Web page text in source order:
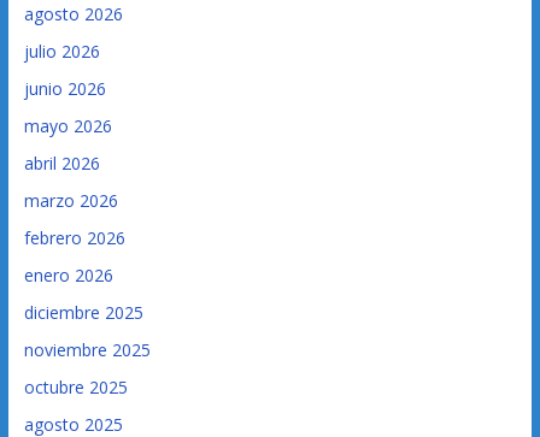
agosto 2026
julio 2026
junio 2026
mayo 2026
abril 2026
marzo 2026
febrero 2026
enero 2026
diciembre 2025
noviembre 2025
octubre 2025
agosto 2025